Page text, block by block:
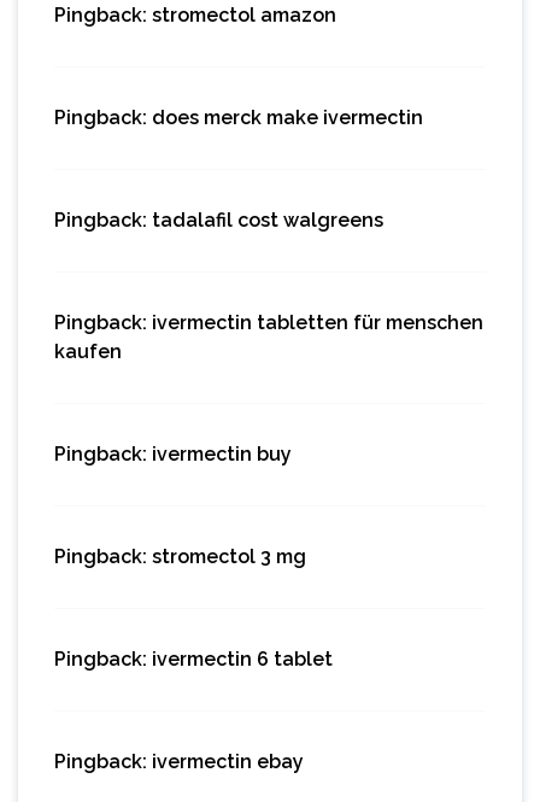
Pingback: stromectol amazon
Pingback: does merck make ivermectin
Pingback: tadalafil cost walgreens
Pingback: ivermectin tabletten für menschen
kaufen
Pingback: ivermectin buy
Pingback: stromectol 3 mg
Pingback: ivermectin 6 tablet
Pingback: ivermectin ebay